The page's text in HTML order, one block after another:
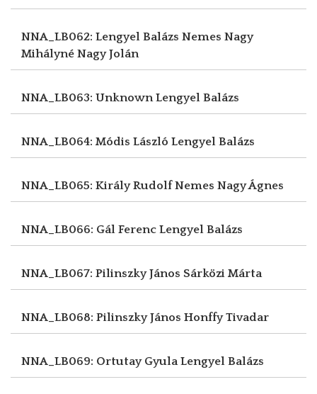
NNA_LB062: Lengyel Balázs Nemes Nagy
Mihályné Nagy Jolán
NNA_LB063: UnknownLengyel Balázs
NNA_LB064: Módis László Lengyel Balázs
NNA_LB065: Király RudolfNemes Nagy Ágnes
NNA_LB066: Gál Ferenc Lengyel Balázs
NNA_LB067: Pilinszky János Sárközi Márta
NNA_LB068: Pilinszky János Honffy Tivadar
NNA_LB069: Ortutay GyulaLengyel Balázs